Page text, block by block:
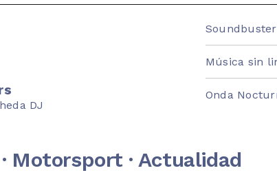
DJ
Música sin
Onda
Motorsport · Actualidad